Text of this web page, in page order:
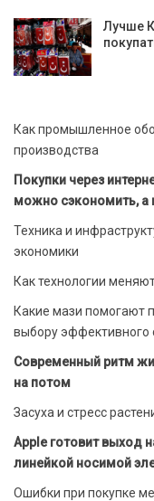
Лучше
Как промышленное
производства
Покупки через
можно сэкономить, а
Техника и
экономики
Как технологии
Какие мази помогают
выбору эффективного
Современный ритм
на потом
Засуха и стресс
Apple готовит выход
линейкой носимой
Ошибки при покупке